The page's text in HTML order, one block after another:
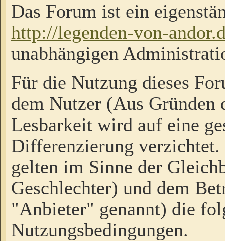
Das Forum ist ein
http://legenden-von-
unabhängigen
Für die Nutzung dieses
dem Nutzer (Aus Gründen
Lesbarkeit wird auf eine
Differenzierung
gelten im Sinne der
Geschlechter) und dem
"Anbieter" genannt) die
Nutzungsbedingungen.